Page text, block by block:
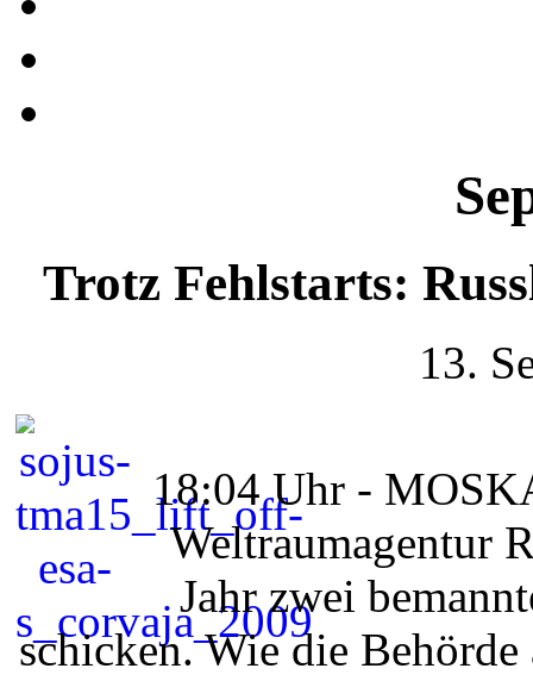
Trotz Fehlstarts:
13.
18:04 Uhr -
Weltraumagentur
Jahr zwei
schicken. Wie die